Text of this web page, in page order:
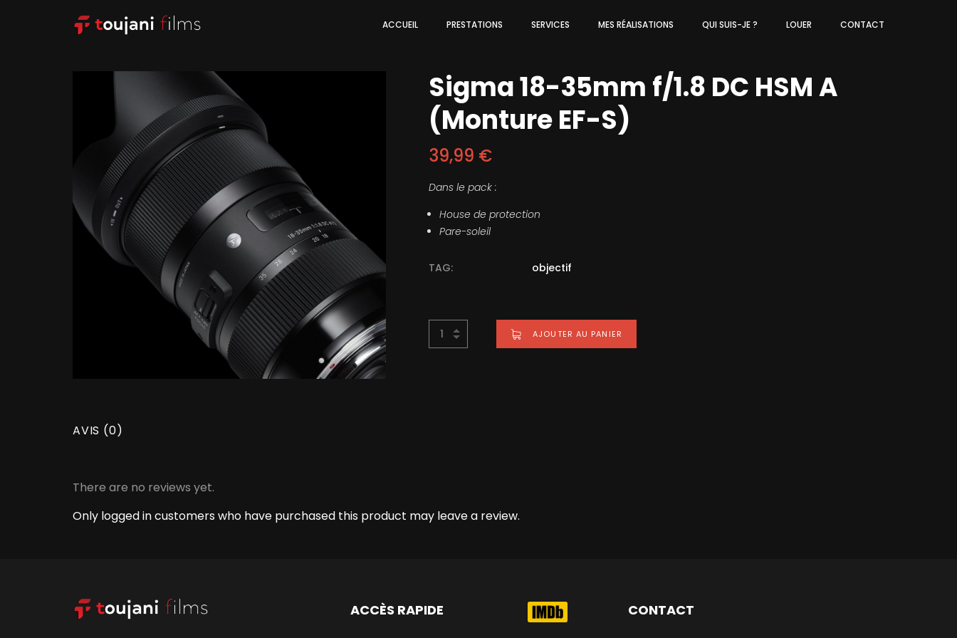
ACCUEIL PRESTATIONS SERVICES MES RÉALISATIONS QUI SUIS-JE ? LOUER CONTACT
Sigma 18-35mm f/1.8 DC HSM A
(Monture EF-S)
39,99 €
Dans le pack :
House de protection
Pare-soleil
TAG: objectif
AJOUTER AU PANIER
AVIS (0)
There are no reviews yet.
Only logged in customers who have purchased this product may leave a review.
ACCÈS RAPIDE CONTACT